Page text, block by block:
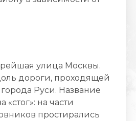
улица Москвы.
дороги, проходящей
Руси. Название
«стог»: на части
простирались